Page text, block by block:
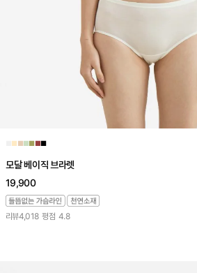
■■■■■■
모달 베이직 브라렛
19,900
리뷰4,018 평점 4.8